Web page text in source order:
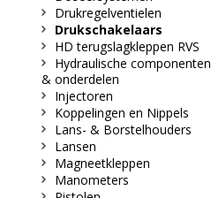
Drukregelventielen
Drukschakelaars
HD terugslagkleppen RVS
Hydraulische componenten
& onderdelen
Injectoren
Koppelingen en Nippels
Lans- & Borstelhouders
Lansen
Magneetkleppen
Manometers